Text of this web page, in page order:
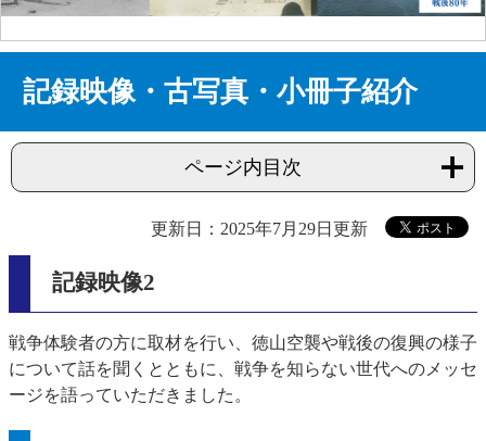
記録映像・古写真・小冊子紹介
ページ内目次
更新日：2025年7月29日更新
記録映像2
戦争体験者の方に取材を行い、徳山空襲や戦後の復興の様子
について話を聞くとともに、戦争を知らない世代へのメッセ
ージを語っていただきました。